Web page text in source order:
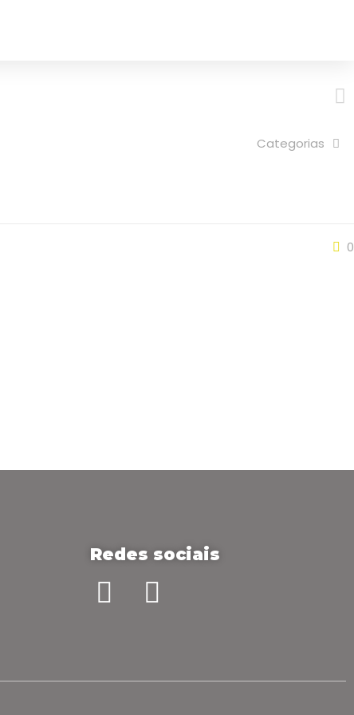
Categorias
0
Redes sociais